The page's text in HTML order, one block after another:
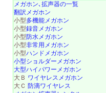
メガホン､拡声器の一覧
翻訳メガホン
小型多機能メガホン
小型録音メガホン
小型防水メガホン
小型非常用メガホン
小型ハンドメガホン
小型ショルダーメガホン
大型ハイパワーメガホン
大Ｂ ワイヤレスメガホン
大Ｃ 防滴ワイヤレス